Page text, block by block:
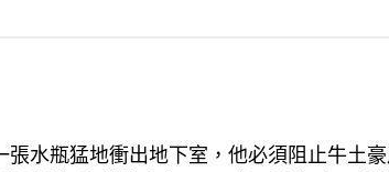
水瓶猛地衝出地下室，他必須阻止牛土